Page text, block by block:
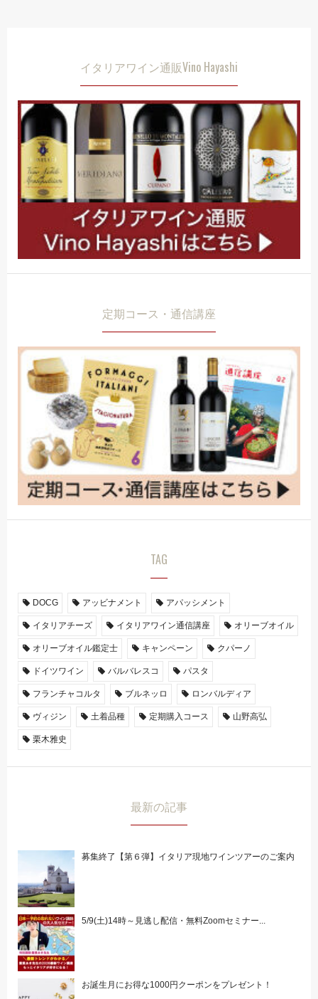
イタリアワイン通販Vino Hayashi
定期コース・通信講座
TAG
DOCG アッビナメント アパッシメント
イタリアチーズ イタリアワイン通信講座 オリーブオイル
オリーブオイル鑑定士 キャンペーン クパーノ
ドイツワイン バルバレスコ パスタ
フランチャコルタ ブルネッロ ロンバルディア
ヴィジン 土着品種 定期購入コース 山野高弘
栗木雅史
最新の記事
募集終了【第６弾】イタリア現地ワインツアーのご案内
5/9(土)14時～見逃し配信・無料Zoomセミナー...
お誕生月にお得な1000円クーポンをプレゼント！